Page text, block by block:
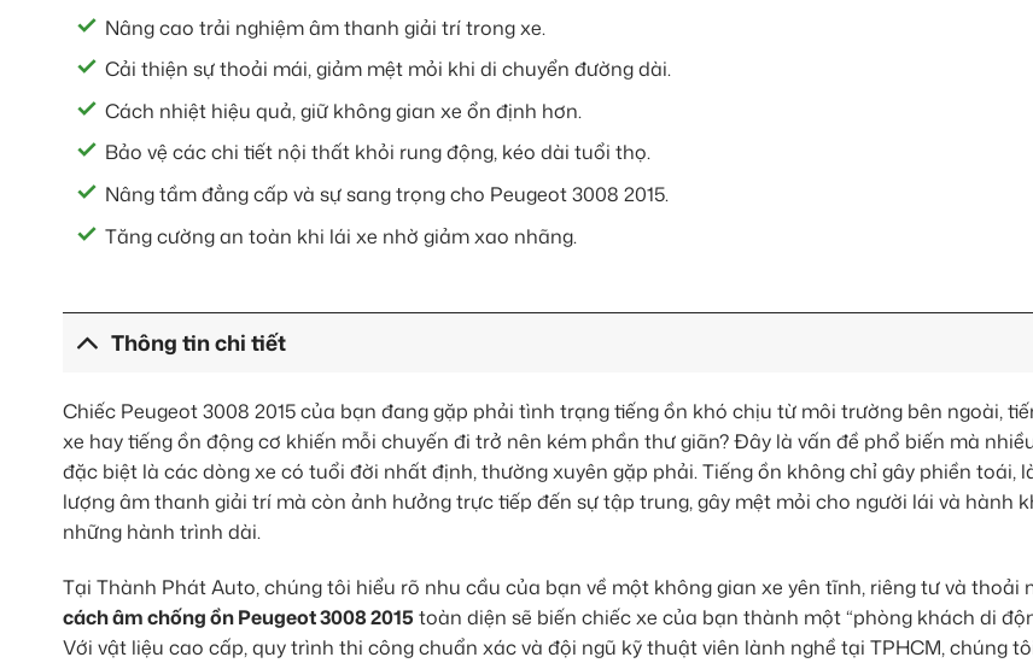
Nâng cao trải nghiệm âm thanh giải trí trong xe.
Cải thiện sự thoải mái, giảm mệt mỏi khi di chuyển đường dài.
Cách nhiệt hiệu quả, giữ không gian xe ổn định hơn.
Bảo vệ các chi tiết nội thất khỏi rung động, kéo dài tuổi thọ.
Nâng tầm đẳng cấp và sự sang trọng cho Peugeot 3008 2015.
Tăng cường an toàn khi lái xe nhờ giảm xao nhãng.
Thông tin chi tiết
Chiếc Peugeot 3008 2015 của bạn đang gặp phải tình trạng tiếng ồn khó chịu từ môi trường bên ngoài,
xe hay tiếng ồn động cơ khiến mỗi chuyến đi trở nên kém phần thư giãn? Đây là vấn đề phổ biến mà
đặc biệt là các dòng xe có tuổi đời nhất định, thường xuyên gặp phải. Tiếng ồn không chỉ gây phiền toái,
lượng âm thanh giải trí mà còn ảnh hưởng trực tiếp đến sự tập trung, gây mệt mỏi cho người lái và hành
những hành trình dài.
Tại Thành Phát Auto, chúng tôi hiểu rõ nhu cầu của bạn về một không gian xe yên tĩnh, riêng tư và thoải
cách âm chống ồn Peugeot 3008 2015 toàn diện sẽ biến chiếc xe của bạn thành một “phòng khách di
Với vật liệu cao cấp, quy trình thi công chuẩn xác và đội ngũ kỹ thuật viên lành nghề tại TPHCM, chúng